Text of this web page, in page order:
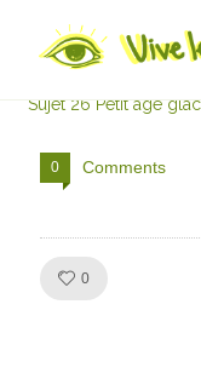
Sujet 26
Sujet 26 Petit âge
0 Comments
0